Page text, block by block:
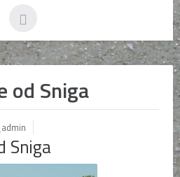
od Sniga
Sniga